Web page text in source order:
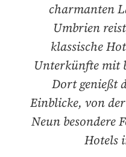
charmanten
Umbrien
klassische
Unterkünfte mit
Dort genießt
Einblicke, von
Neun besondere
Hotels